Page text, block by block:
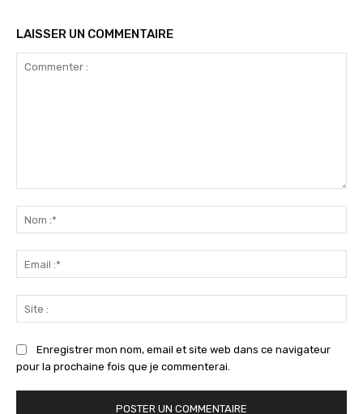
LAISSER UN COMMENTAIRE
:*
:*
:
Enregistrer mon nom, email et site web dans ce navigateur
pour la prochaine fois que je commenterai.